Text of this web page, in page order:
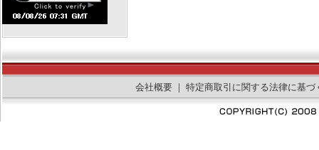
会社概要｜ 特定商取引に関する法律に基づ